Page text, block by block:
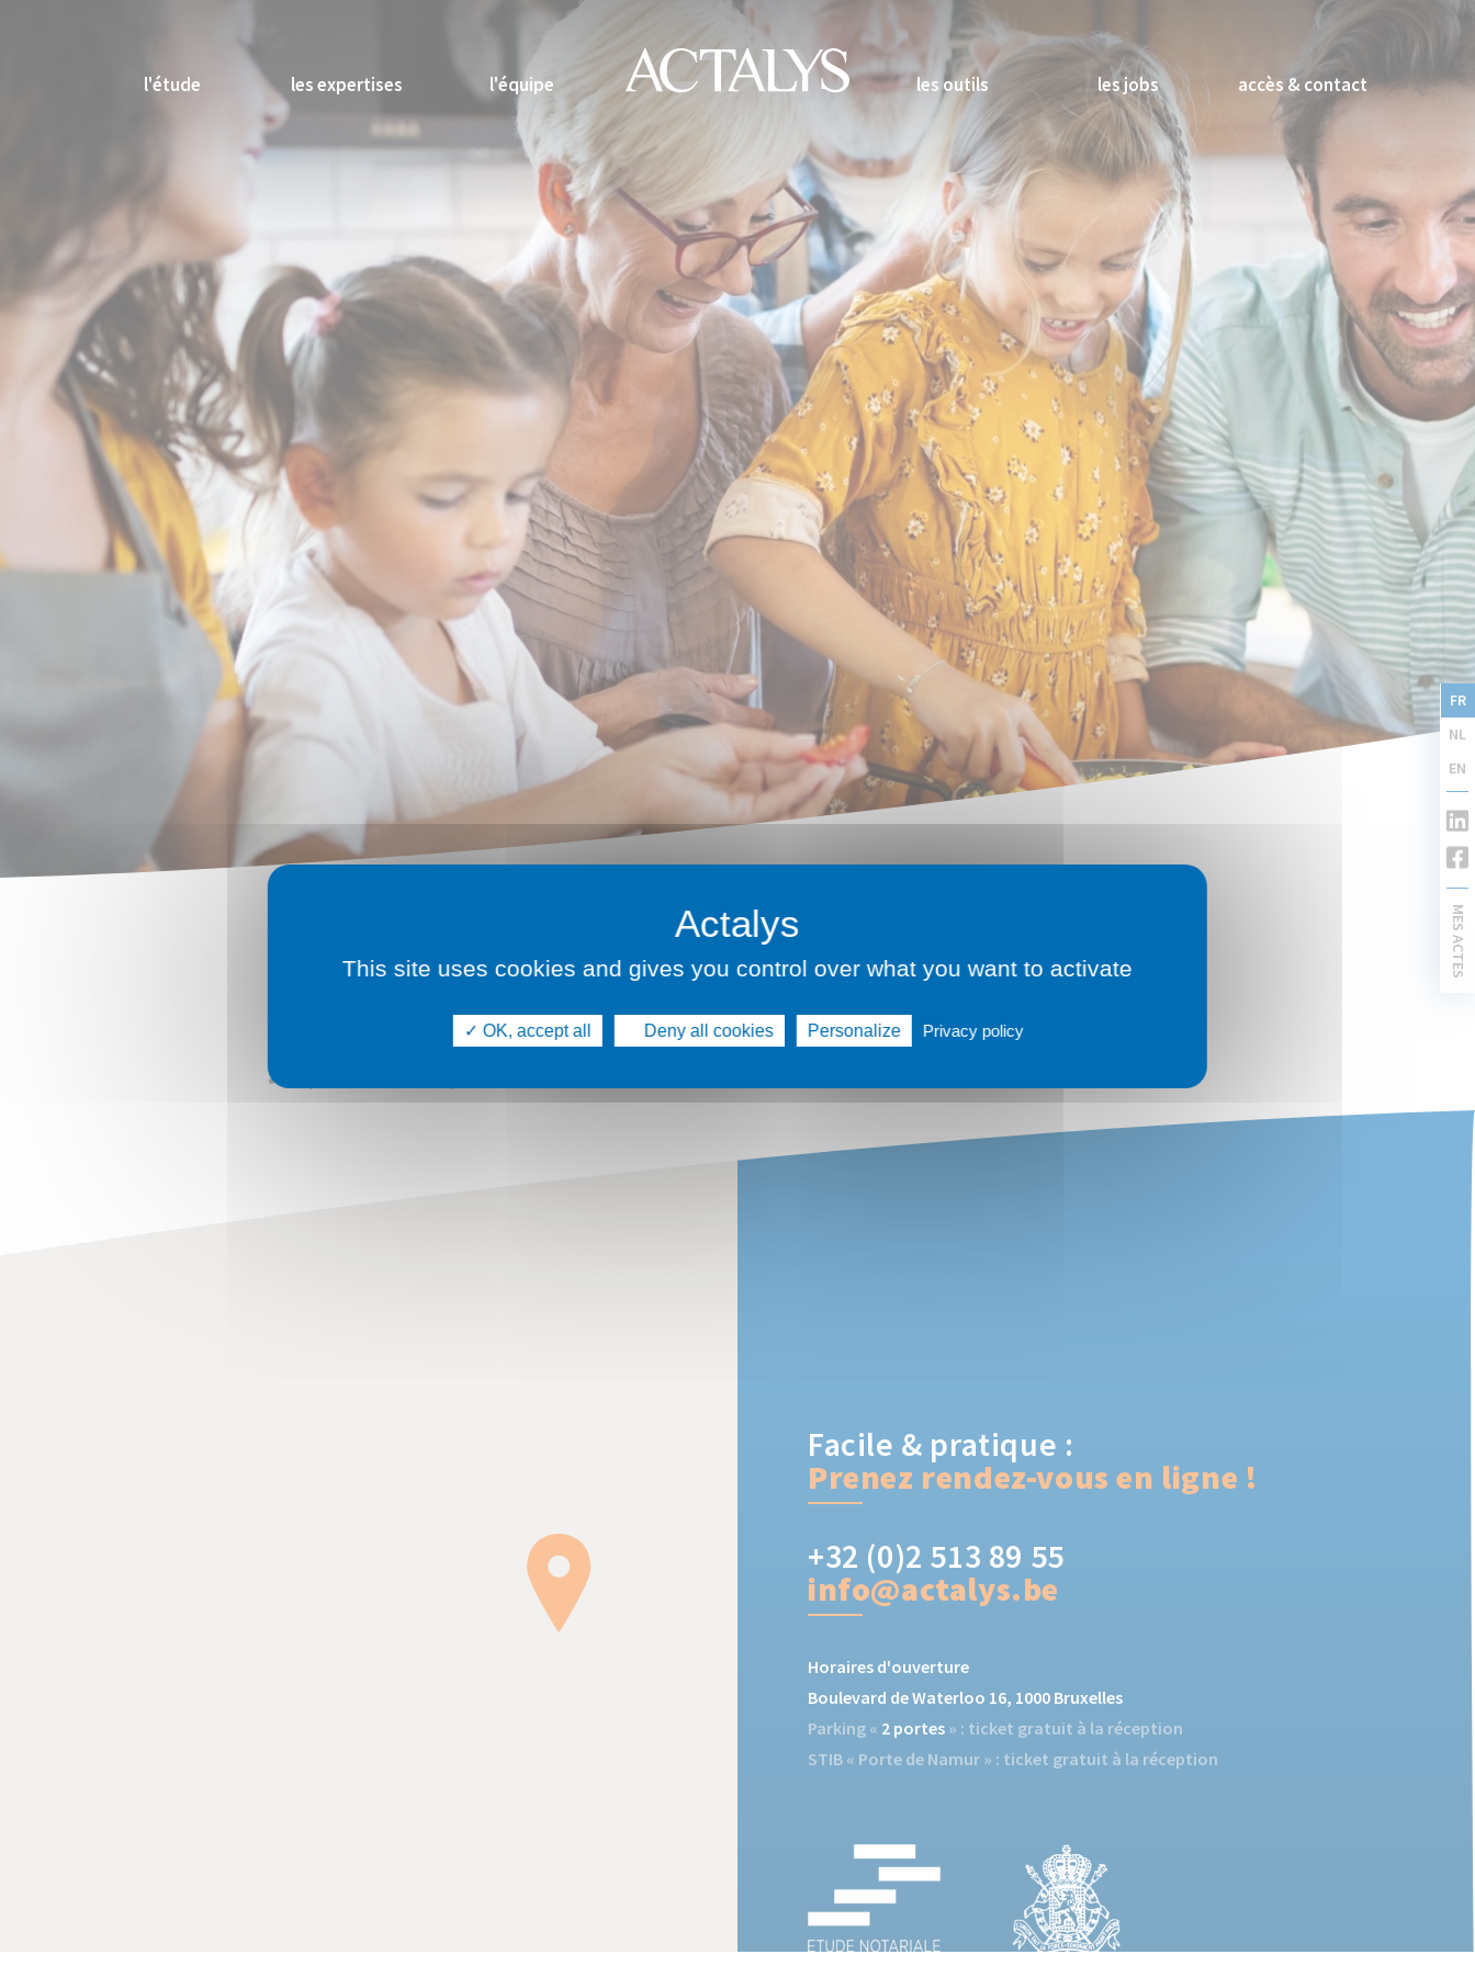
l'étude les expertises l'équipe les outils les jobs accès & contact
FR
NL
EN
MES ACTES
Famille
Les différences entre mariage, cohabitation légale et cohabitation de fait
Facile & pratique :
Prenez rendez-vous en ligne !
+32 (0)2 513 89 55
info@actalys.be
Horaires d'ouverture
Boulevard de Waterloo 16, 1000 Bruxelles
Parking « 2 portes » : ticket gratuit à la réception
STIB « Porte de Namur » : ticket gratuit à la réception
This site uses cookies and gives you control over what you want to activate
OK, accept all Deny all cookies Personalize Privacy policy